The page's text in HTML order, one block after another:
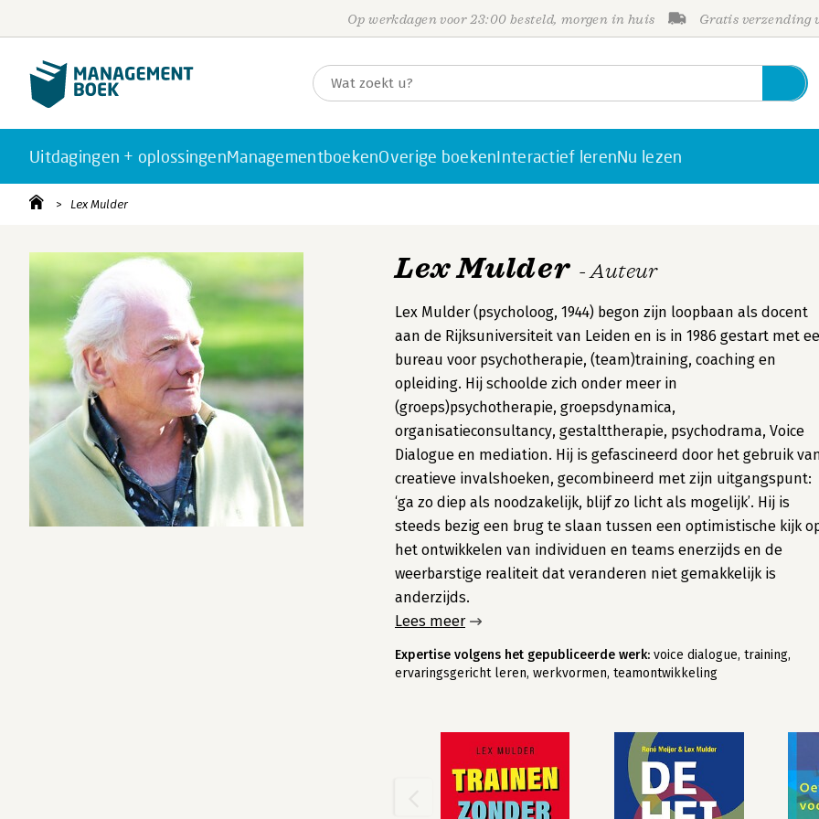
Op werkdagen voor 23:00 besteld, morgen in huis Gratis verzending
Uitdagingen + oplossingenManagementboekenOverige boekenInteractief lerenNu lezen
Lex Mulder
Lex Mulder - Auteur
Lex Mulder (psycholoog, 1944) begon zijn loopbaan als docent
aan de Rijksuniversiteit van Leiden en is in 1986 gestart met
bureau voor psychotherapie, (team)training, coaching en
opleiding. Hij schoolde zich onder meer in
(groeps)psychotherapie, groepsdynamica,
organisatieconsultancy, gestalttherapie, psychodrama, Voice
Dialogue en mediation. Hij is gefascineerd door het gebruik
creatieve invalshoeken, gecombineerd met zijn uitgangspunt:
‘ga zo diep als noodzakelijk, blijf zo licht als mogelijk’. Hij is
steeds bezig een brug te slaan tussen een optimistische kijk
het ontwikkelen van individuen en teams enerzijds en de
weerbarstige realiteit dat veranderen niet gemakkelijk is
anderzijds.
Lees meer
Expertise volgens het gepubliceerde werk: voice dialogue, training,
ervaringsgericht leren, werkvormen, teamontwikkeling